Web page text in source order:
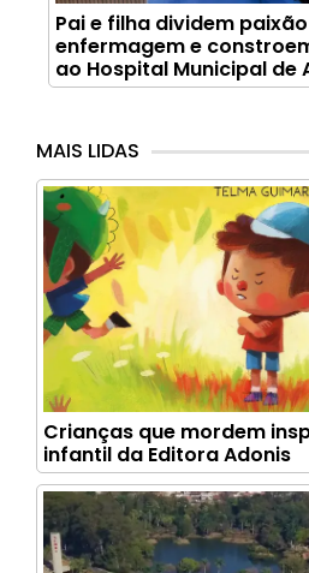
Pai e filha dividem
enfermagem e
ao Hospital Municipal de
MAIS LIDAS
Crianças que mordem
infantil da Editora Adonis